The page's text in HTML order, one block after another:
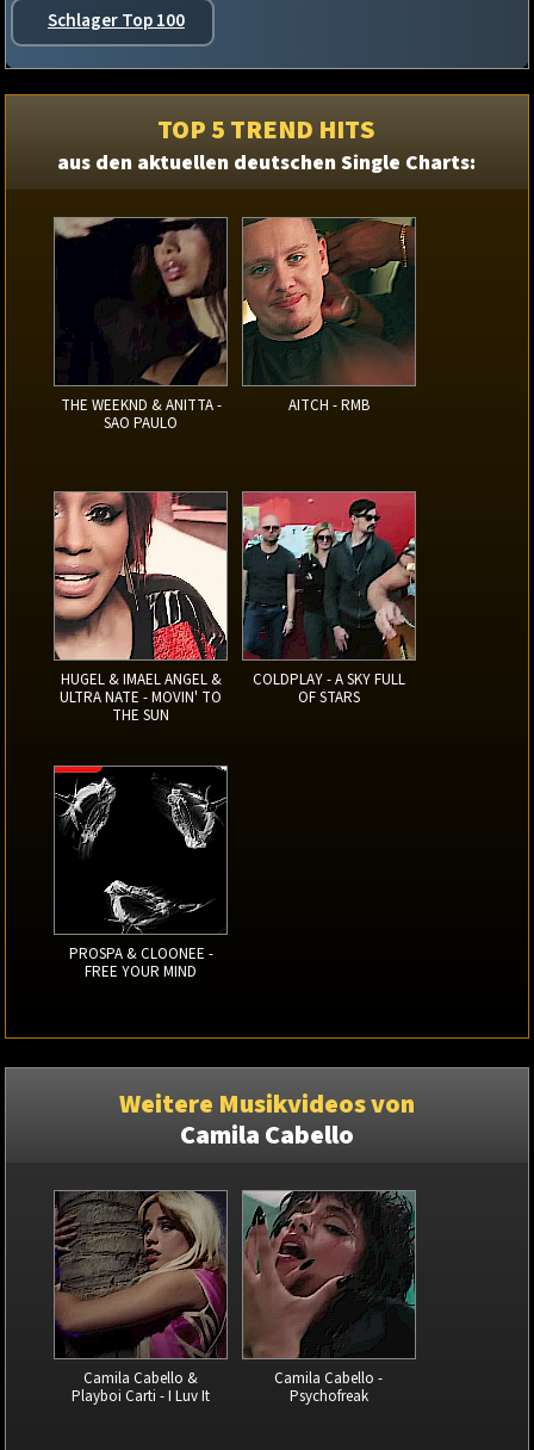
Schlager Top 100
TOP 5 TREND HITS
aus den aktuellen deutschen Single Charts:
THE WEEKND & ANITTA -
SAO PAULO
AITCH - RMB
HUGEL & IMAEL ANGEL &
ULTRA NATE - MOVIN' TO
THE SUN
COLDPLAY - A SKY FULL
OF STARS
PROSPA & CLOONEE -
FREE YOUR MIND
Weitere Musikvideos von
Camila Cabello
Camila Cabello &
Playboi Carti - I Luv It
Camila Cabello -
Psychofreak